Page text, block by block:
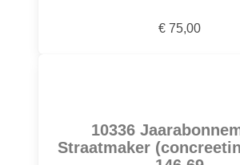
€ 75,00
10336
Straatmaker